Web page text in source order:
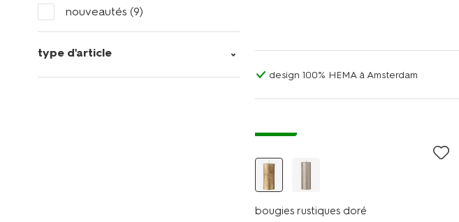
nouveautés (9)
type d'article
design 100% HEMA à Amsterdam
bougies rustiques doré